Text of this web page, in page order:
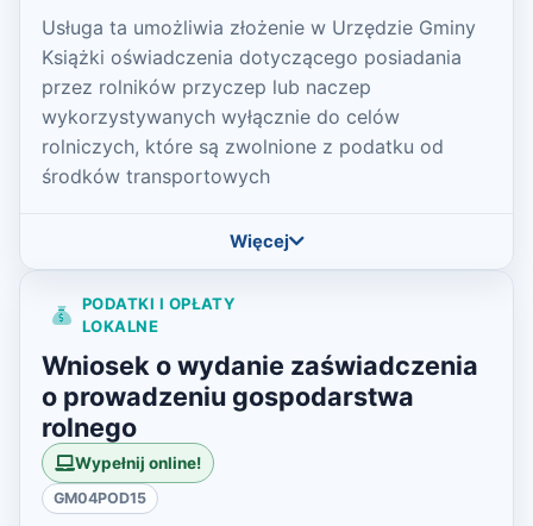
Usługa ta umożliwia złożenie w Urzędzie Gminy
Książki oświadczenia dotyczącego posiadania
przez rolników przyczep lub naczep
wykorzystywanych wyłącznie do celów
rolniczych, które są zwolnione z podatku od
środków transportowych
Więcej
PODATKI I OPŁATY
LOKALNE
Wniosek o wydanie zaświadczenia
o prowadzeniu gospodarstwa
rolnego
Wypełnij online!
GM04POD15